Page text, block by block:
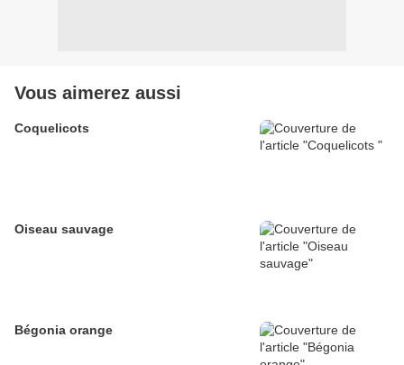
Vous aimerez aussi
Coquelicots
Oiseau sauvage
Bégonia orange